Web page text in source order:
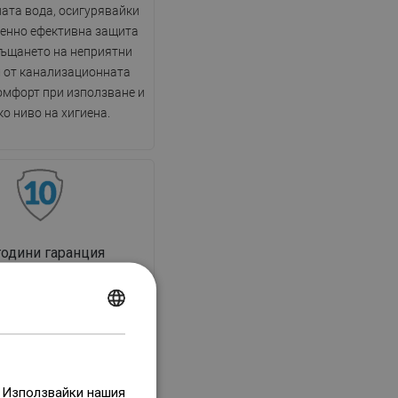
вода, осигурявайки
ефективна защита
на неприятни
канализационната
при използване и
ниво на хигиена.
гаранция
е с 10-годишна
При проблеми с
линия.нашия